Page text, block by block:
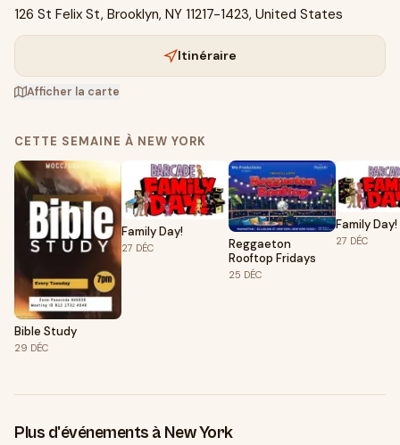
126 St Felix St, Brooklyn, NY 11217-1423, United States
Itinéraire
Afficher la carte
CETTE SEMAINE À NEW YORK
Bible Study
29 DÉC
Family Day!
27 DÉC
Reggaeton
Rooftop Fridays
25 DÉC
Family Day!
27 DÉC
Plus d'événements à New York